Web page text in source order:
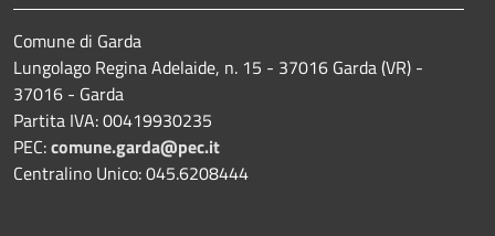
Comune di Garda
Lungolago Regina Adelaide, n. 15 - 37016 Garda (VR) -
37016 - Garda
Partita IVA: 00419930235
PEC:comune.garda@pec.it
Centralino Unico: 045.6208444